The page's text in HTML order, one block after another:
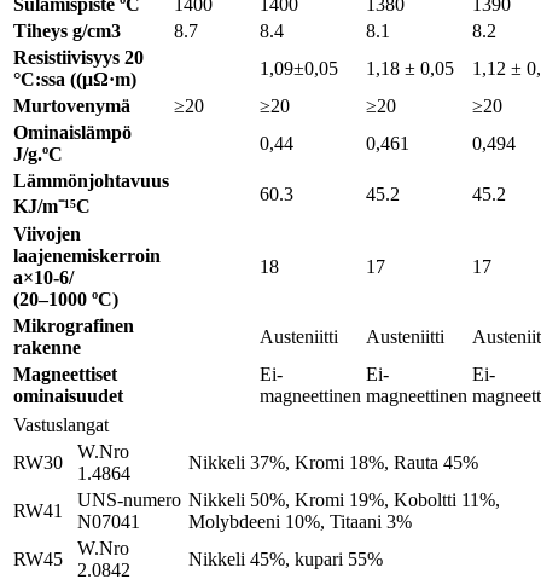
Sulamispiste ºC 1400 1400 1380
1390
Tiheys g/cm3
8.7 8.4 8.1
8.2
Resistiivisyys 20
°C:ssa ((μΩ·m)
1,09±0,05 1,18 ± 0,05
1,12 ±
Murtovenymä
≥20 ≥20 ≥20
≥20
Ominaislämpö
J/g.ºC
0,44 0,461
0,494
Lämmönjohtavuus
KJ/m⁻¹⁵C
60.3 45.2
45.2
Viivojen
laajenemiskerroin
a×10-6/
(20–1000 ºC)
18 17 17
Mikrografinen
rakenne
Austeniitti Austeniitti
Magneettiset
ominaisuudet
Ei-
magneettinen
Ei-
magneettinen
Ei-
Vastuslangat
RW30
W.Nro
1.4864
Nikkeli 37%, Kromi 18%, Rauta 45%
RW41
UNS-numero
N07041
Nikkeli 50%, Kromi 19%, Koboltti 11%,
Molybdeeni 10%, Titaani 3%
RW45
W.Nro
2.0842
Nikkeli 45%, kupari 55%